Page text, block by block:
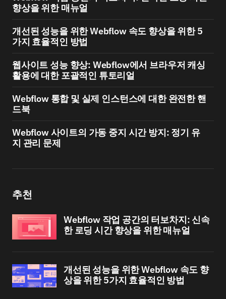
향상을 위한 매뉴얼
개선된 성능을 위한 Webflow 속도 향상을 위한 5
가지 효율적인 방법
웹사이트 성능 향상: Webflow에서 브라우저 캐싱
활용에 대한 포괄적인 튜토리얼
Webflow 통합 및 실제 인스턴스에 대한 완전한 핸
드북
Webflow 사이트의 가동 중지 시간 방지: 정기 유
지 관리 문제
추천
Webflow 작업 공간의 터보차지: 신속
한 로딩 시간 향상을 위한 매뉴얼
개선된 성능을 위한 Webflow 속도 향
상을 위한 5가지 효율적인 방법